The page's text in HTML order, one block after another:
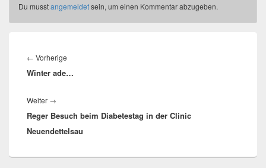
Du musstangemeldetsein, um einen Kommentar abzugeben.
← Vorherige
Beitrag:
Winter ade…
Weiter →
Beitrag:
Reger Besuch beim Diabetestag in der Clinic
Neuendettelsau